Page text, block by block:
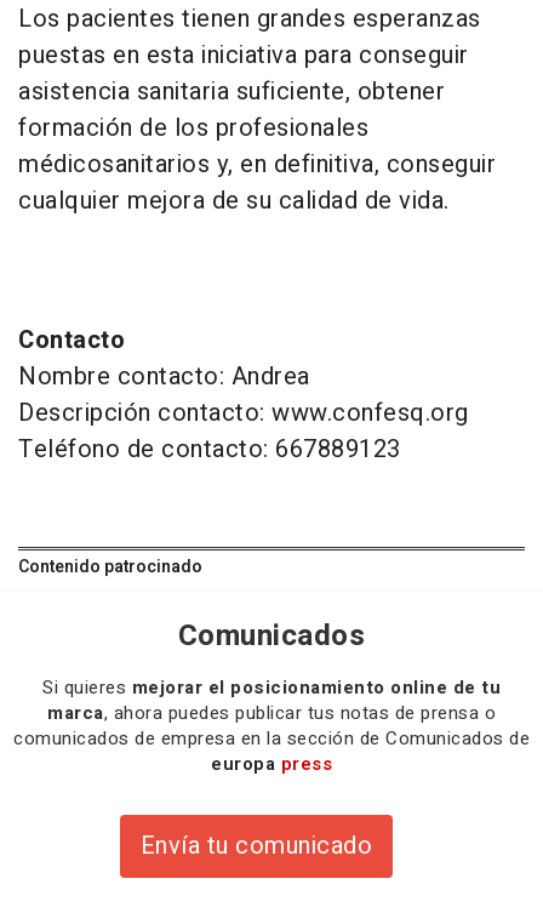
Los pacientes tienen grandes esperanzas
puestas en esta iniciativa para conseguir
asistencia sanitaria suficiente, obtener
formación de los profesionales
médicosanitarios y, en definitiva, conseguir
cualquier mejora de su calidad de vida.
Contacto
Nombre contacto: Andrea
Descripción contacto: www.confesq.org
Teléfono de contacto: 667889123
Contenido patrocinado
Comunicados
Si quieres mejorar el posicionamiento online de tu
marca, ahora puedes publicar tus notas de prensa o
comunicados de empresa en la sección de Comunicados de
europa press
Envía tu comunicado